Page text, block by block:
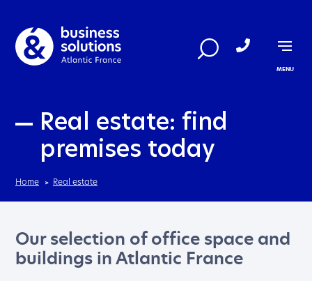
MENU
Real estate: find
premises today
Home Real estate
Our selection of office space and
buildings in Atlantic France